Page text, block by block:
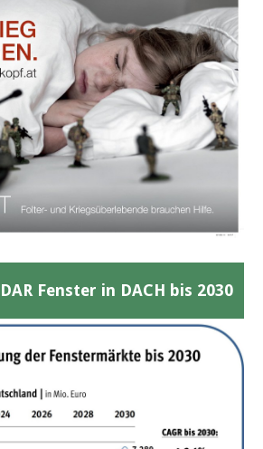
Fenster in DACH bis 2030